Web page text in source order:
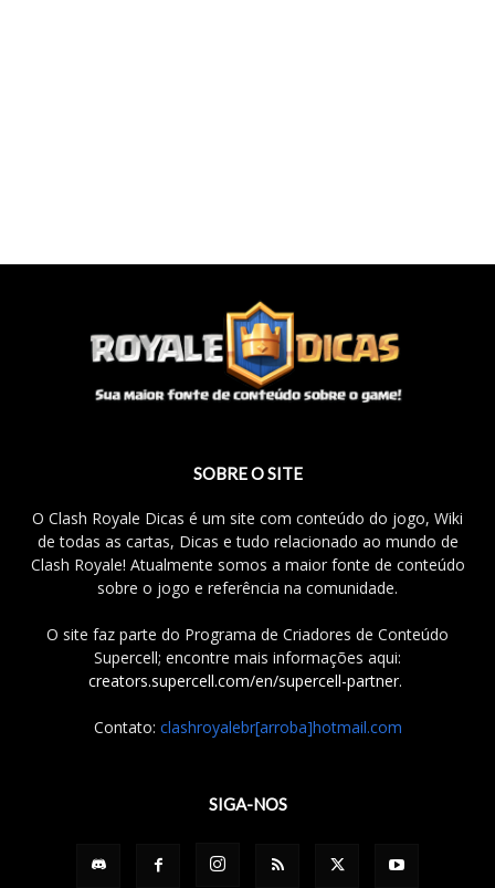
SOBRE O SITE
O Clash Royale Dicas é um site com conteúdo do jogo, Wiki
de todas as cartas, Dicas e tudo relacionado ao mundo de
Clash Royale! Atualmente somos a maior fonte de conteúdo
sobre o jogo e referência na comunidade.
O site faz parte do Programa de Criadores de Conteúdo
Supercell; encontre mais informações aqui:
creators.supercell.com/en/supercell-partner.
Contato: clashroyalebr[arroba]hotmail.com
SIGA-NOS